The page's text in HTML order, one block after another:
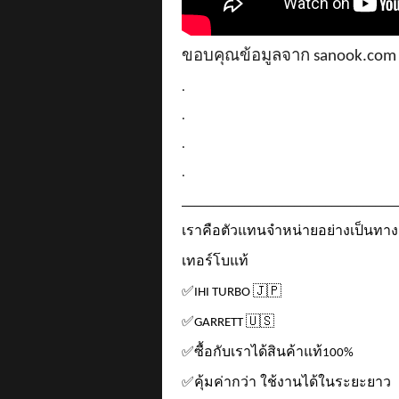
ขอบคุณข้อมูลจาก sanook.com
.
.
.
.
เราคือตัวแทนจำหน่ายอย่างเป็นทา
เทอร์โบแท้
✅IHI TURBO 🇯🇵
✅GARRETT🇺🇸
✅ซื้อกับเราได้สินค้าแท้100%
✅คุ้มค่ากว่า ใช้งานได้ในระยะยาว